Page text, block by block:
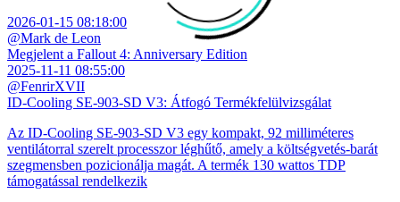
2026-01-15 08:18:00
@Mark de Leon
Megjelent a Fallout 4: Anniversary Edition
2025-11-11 08:55:00
@FenrirXVII
ID-Cooling SE-903-SD V3: Átfogó Termékfelülvizsgálat
Az ID-Cooling SE-903-SD V3 egy kompakt, 92 milliméteres
ventilátorral szerelt processzor léghűtő, amely a költségvetés-barát
szegmensben pozicionálja magát. A termék 130 wattos TDP
támogatással rendelkezik